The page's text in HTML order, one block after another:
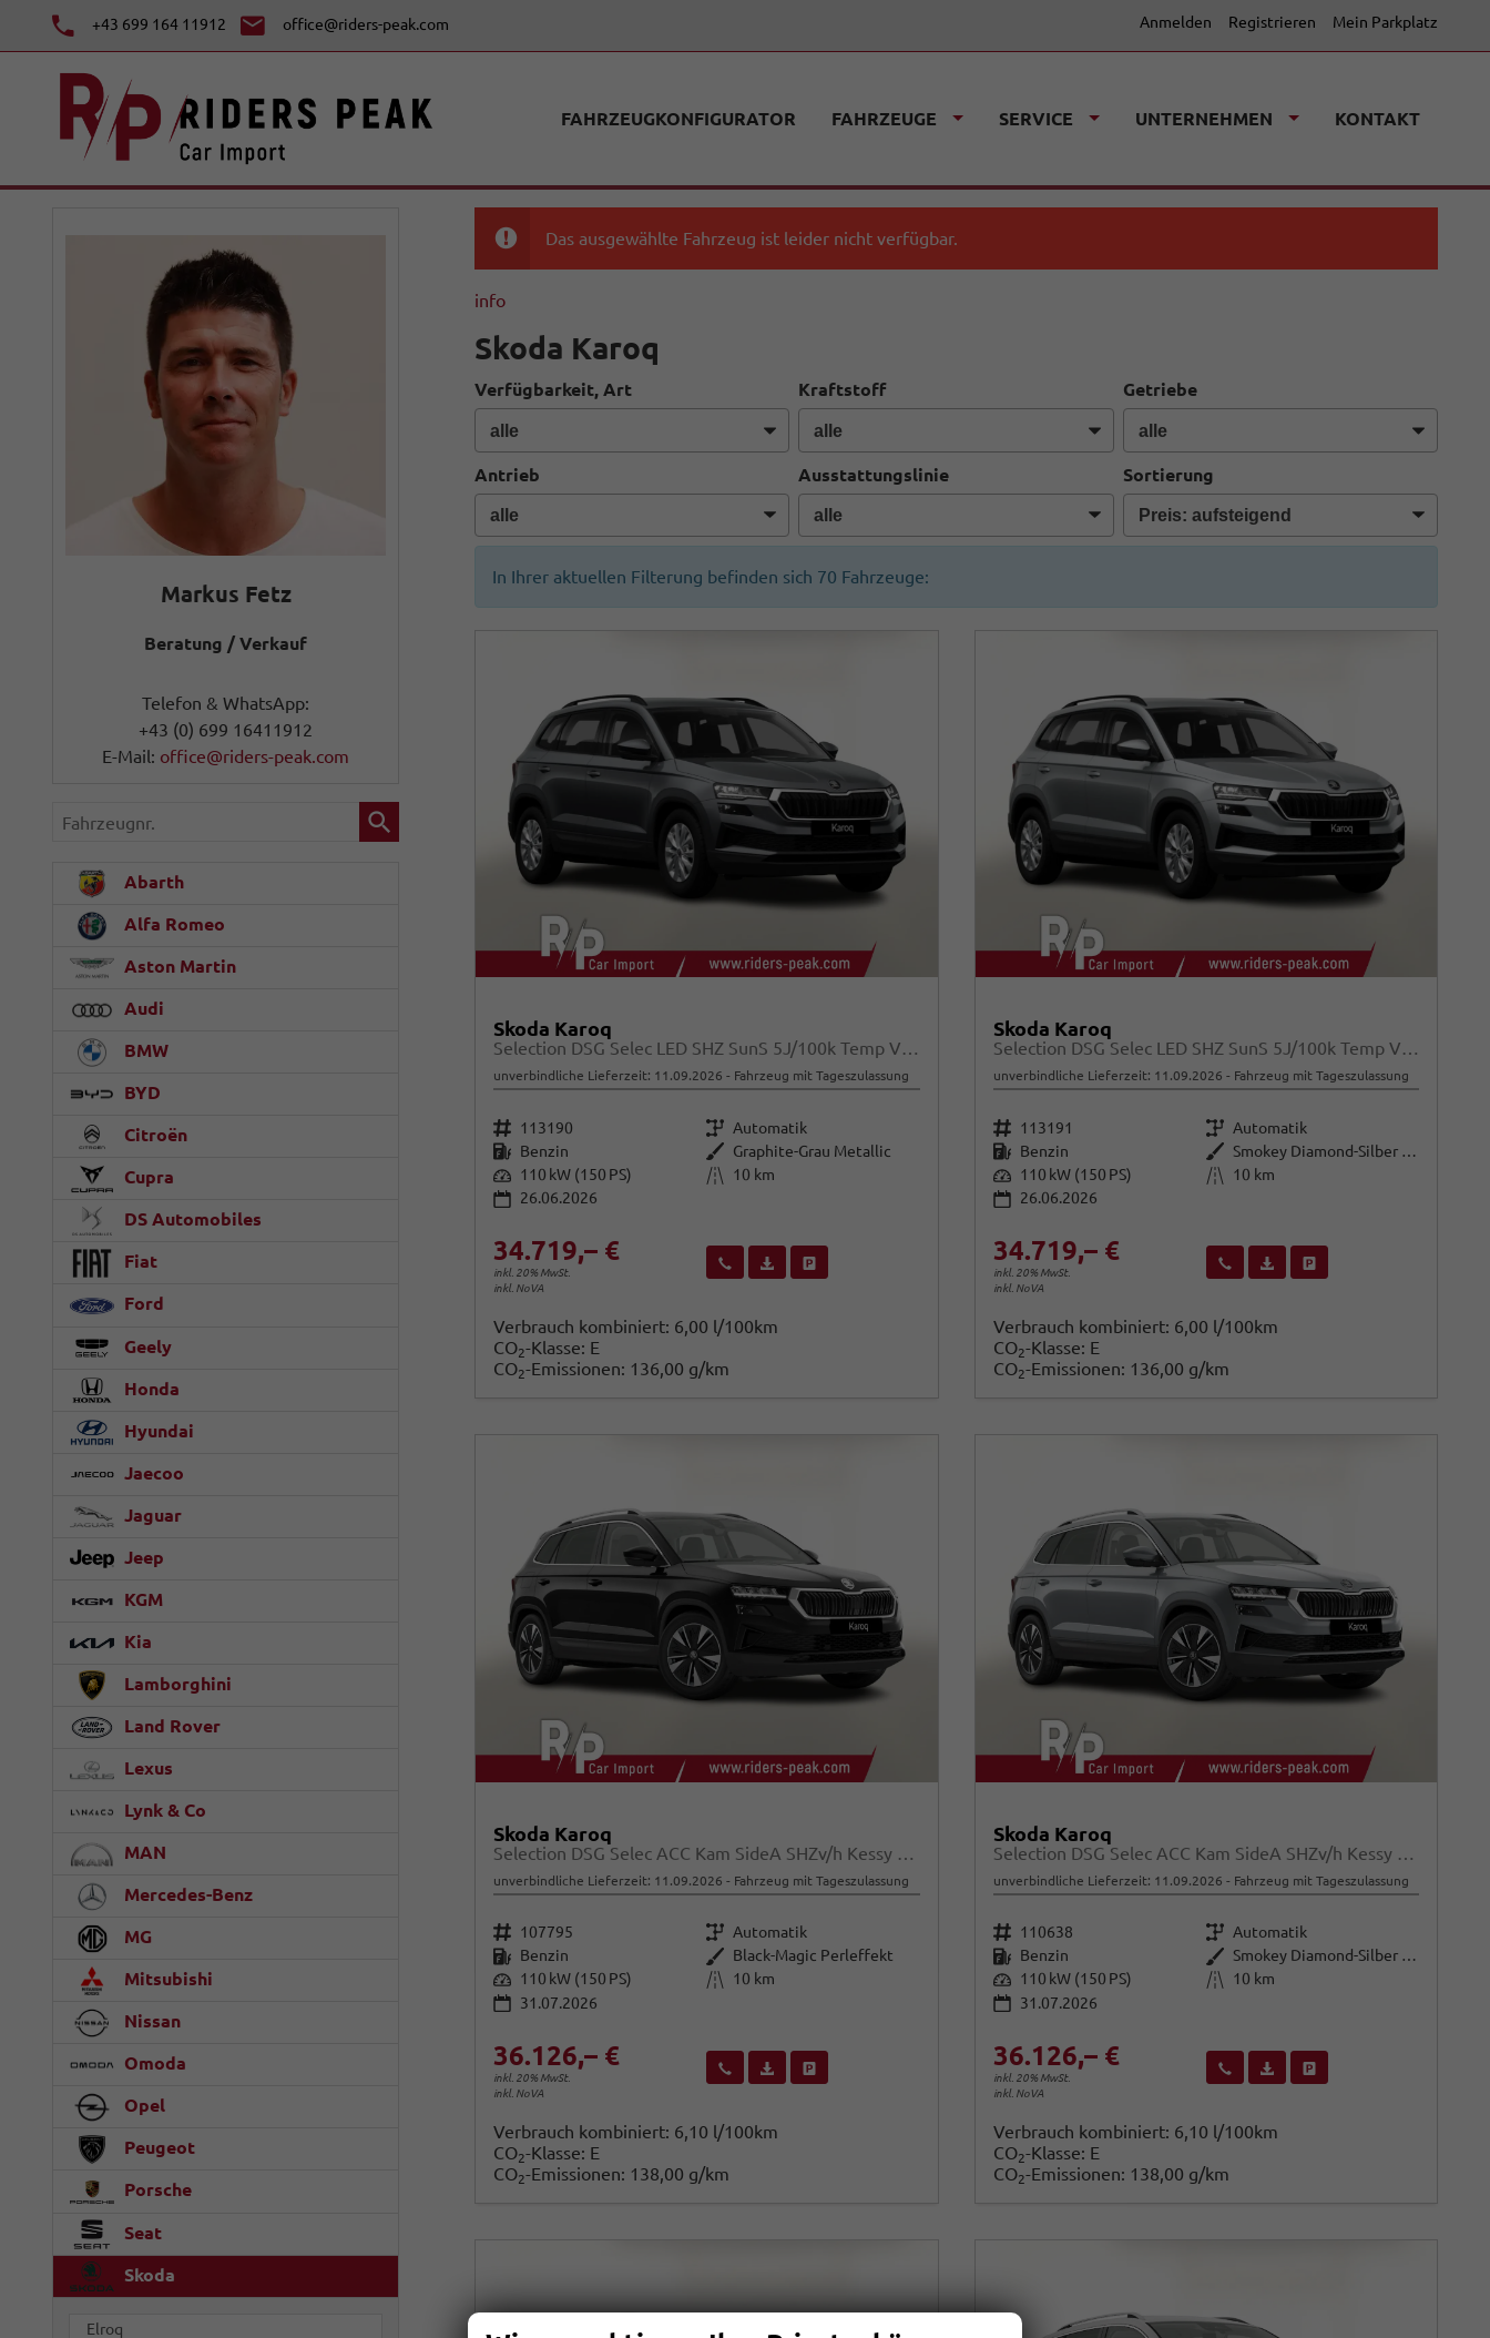
+43 699 164 11912 office@riders-peak.com Anmelden Registrieren Mein Parkplatz
FAHRZEUGKONFIGURATOR FAHRZEUGE SERVICE UNTERNEHMEN KONTAKT
Das ausgewählte Fahrzeug ist leider nicht verfügbar.
info
Skoda Karoq
Verfügbarkeit, Art Kraftstoff Getriebe
Antrieb Ausstattungslinie Sortierung
In Ihrer aktuellen Filterung befinden sich 70 Fahrzeuge:
Skoda Karoq
Selection DSG Selec LED SHZ SunS 5J/100k Temp VirtC
unverbindliche Lieferzeit: 11.09.2026 Fahrzeug mit Tageszulassung
Fahrzeugnr. 113190 Getriebe Automatik
Kraftstoff Benzin Außenfarbe Graphite-Grau Metallic
Leistung 110 kW (150 PS) Kilometerstand 10 km
26.06.2026
34.719,– €
inkl. 20% MwSt.
inkl. NoVA
Wir rufen Sie anFahrzeugexposé (PDF)
Verbrauch kombiniert: 6,00 l/100km
CO2-Klasse: E
CO2-Emissionen: 136,00 g/km
Skoda Karoq
Selection DSG Selec LED SHZ SunS 5J/100k Temp VirtC
unverbindliche Lieferzeit: 11.09.2026 Fahrzeug mit Tageszulassung
Fahrzeugnr. 113191 Getriebe Automatik
Kraftstoff Benzin Außenfarbe
Smokey Diamond-Silber Metallic
Leistung 110 kW (150 PS) Kilometerstand
10 km
26.06.2026
34.719,– €
inkl. 20% MwSt.
inkl. NoVA
Wir rufen Sie anFahrzeugexposé (PDF)
Fahrzeug parken
Verbrauch kombiniert: 6,00 l/100km
CO2-Klasse: E
CO2-Emissionen: 136,00 g/km
Skoda Karoq
Selection DSG Selec ACC Kam SideA SHZv/h Kessy SunS
unverbindliche Lieferzeit: 11.09.2026 Fahrzeug mit Tageszulassung
Fahrzeugnr. 107795 Getriebe Automatik
Kraftstoff Benzin Außenfarbe Black-Magic Perleffekt
Leistung 110 kW (150 PS) Kilometerstand 10 km
31.07.2026
36.126,– €
inkl. 20% MwSt.
inkl. NoVA
Wir rufen Sie anFahrzeugexposé (PDF)
Verbrauch kombiniert: 6,10 l/100km
CO2-Klasse: E
CO2-Emissionen: 138,00 g/km
Skoda Karoq
Selection DSG Selec ACC Kam SideA SHZv/h Kessy SunS
unverbindliche Lieferzeit: 11.09.2026 Fahrzeug mit Tageszulassung
Fahrzeugnr. 110638 Getriebe Automatik
Kraftstoff Benzin Außenfarbe
Smokey Diamond-Silber Metallic
Leistung 110 kW (150 PS) Kilometerstand
10 km
31.07.2026
36.126,– €
inkl. 20% MwSt.
inkl. NoVA
Wir rufen Sie anFahrzeugexposé (PDF)
Fahrzeug parken
Verbrauch kombiniert: 6,10 l/100km
CO2-Klasse: E
CO2-Emissionen: 138,00 g/km
Markus Fetz
Beratung / Verkauf
Telefon & WhatsApp:
+43 (0) 699 16411912
E-Mail: office@riders-peak.com
Fahrzeugnr.
Abarth
Alfa Romeo
Aston Martin
Audi
BMW
BYD
Citroën
Cupra
DS Automobiles
Fiat
Ford
Geely
Honda
Hyundai
Jaecoo
Jaguar
Jeep
KGM
Kia
Lamborghini
Land Rover
Lexus
Lynk & Co
MAN
Mercedes-Benz
MG
Mitsubishi
Nissan
Omoda
Opel
Peugeot
Porsche
Seat
Skoda
Elroq